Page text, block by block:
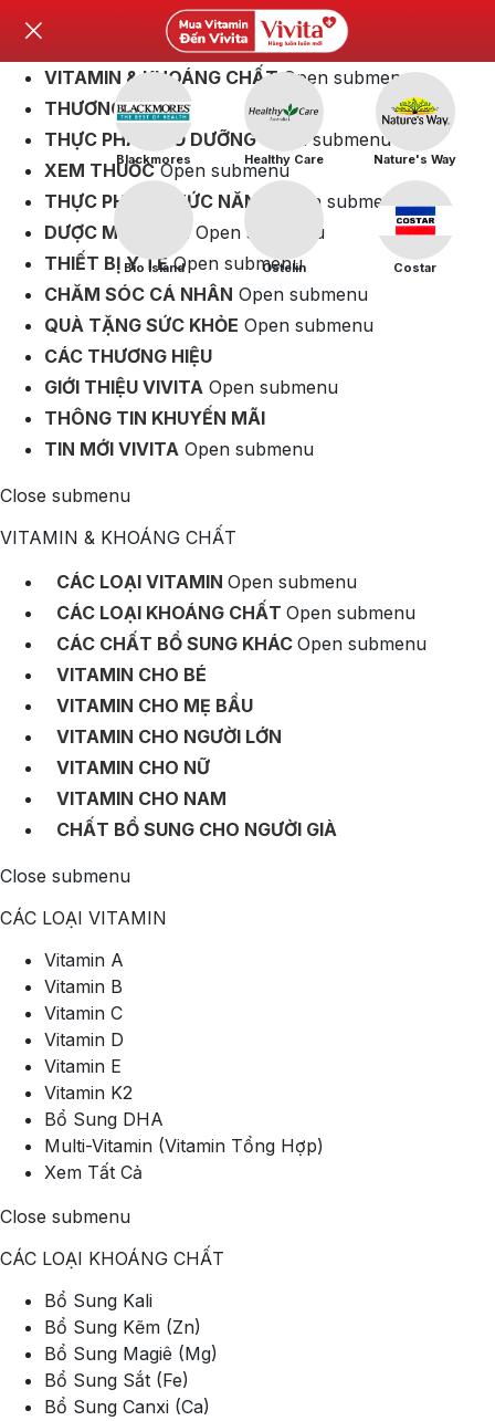
VITAMIN & KHOÁNG CHẤTOpen submenu
THƯƠNG HIỆU
THỰC PHẨM BỔ DƯỠNG
Open submenu
XEM THUỐC Open submenu
THỰC PHẨM CHỨC NĂNG
Open submenu
DƯỢC MỸ PHẨM Open submenu
THIẾT BỊ Y TẾ Open submenu
CHĂM SÓC CÁ NHÂN Open submenu
QUÀ TẶNG SỨC KHỎE Open submenu
CÁC THƯƠNG HIỆU
GIỚI THIỆU VIVITA Open submenu
THÔNG TIN KHUYẾN MÃI
TIN MỚI VIVITA Open submenu
Close submenu
VITAMIN & KHOÁNG CHẤT
CÁC LOẠI VITAMIN Open submenu
CÁC LOẠI KHOÁNG CHẤT Open submenu
CÁC CHẤT BỔ SUNG KHÁC Open submenu
VITAMIN CHO BÉ
VITAMIN CHO MẸ BẦU
VITAMIN CHO NGƯỜI LỚN
VITAMIN CHO NỮ
VITAMIN CHO NAM
CHẤT BỔ SUNG CHO NGƯỜI GIÀ
Close submenu
CÁC LOẠI VITAMIN
Vitamin A
Vitamin B
Vitamin C
Vitamin D
Vitamin E
Vitamin K2
Bổ Sung DHA
Multi-Vitamin (Vitamin Tổng Hợp)
Xem Tất Cả
Close submenu
CÁC LOẠI KHOÁNG CHẤT
Bổ Sung Kali
Bổ Sung Kẽm (Zn)
Bổ Sung Magiê (Mg)
Bổ Sung Sắt (Fe)
Bổ Sung Canxi (Ca)
Blackmores Healthy Care Nature's Way
Bio Island Ostelin Costar